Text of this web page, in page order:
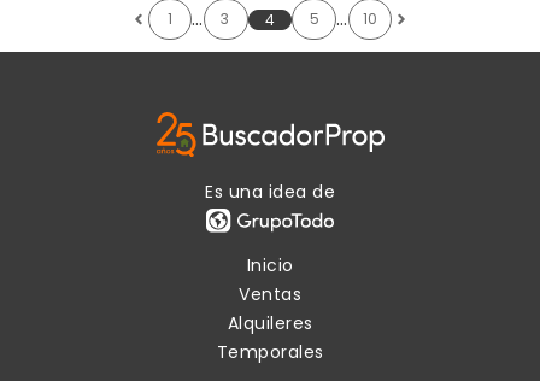
1 … 3 4 5 … 10
Es una idea de
Inicio
Ventas
Alquileres
Temporales